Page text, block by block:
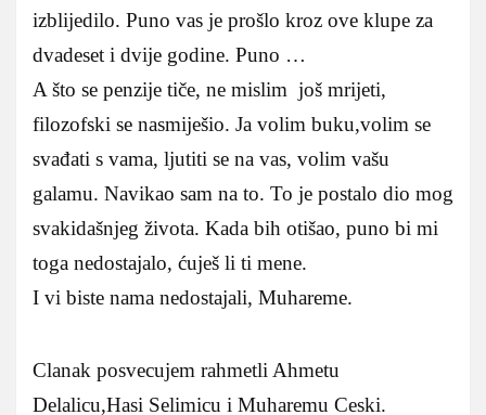
izblijedilo. Puno vas je prošlo kroz ove klupe za
dvadeset i dvije godine. Puno …
A što se penzije tiče, ne mislim još mrijeti,
filozofski se nasmiješio. Ja volim buku,volim se
svađati s vama, ljutiti se na vas, volim vašu
galamu. Navikao sam na to. To je postalo dio mog
svakidašnjeg života. Kada bih otišao, puno bi mi
toga nedostajalo, ćuješ li ti mene.
I vi biste nama nedostajali, Muhareme.
Clanak posvecujem rahmetli Ahmetu
Delalicu,Hasi Selimicu i Muharemu Ceski.